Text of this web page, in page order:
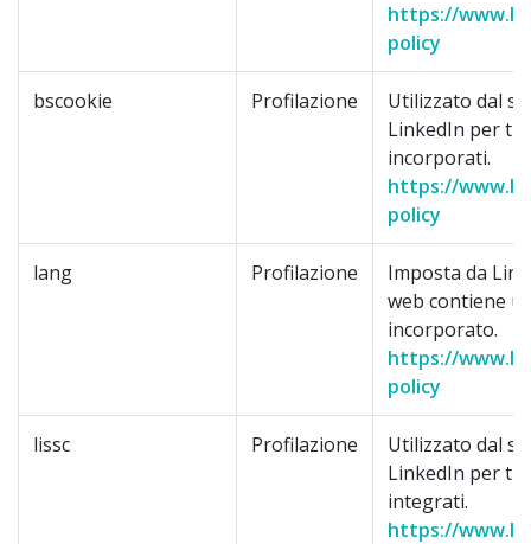
https://
policy
bscookie Profilazione
Utilizzato dal
LinkedIn per
incorporati.
https://
policy
lang Profilazione
Imposta da
web contiene
incorporato.
https://
policy
lissc Profilazione
Utilizzato dal
LinkedIn per
integrati.
https://